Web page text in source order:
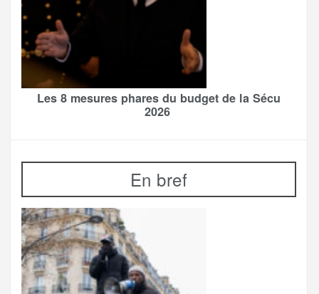
Les 8 mesures phares du budget de la Sécu
2026
En bref